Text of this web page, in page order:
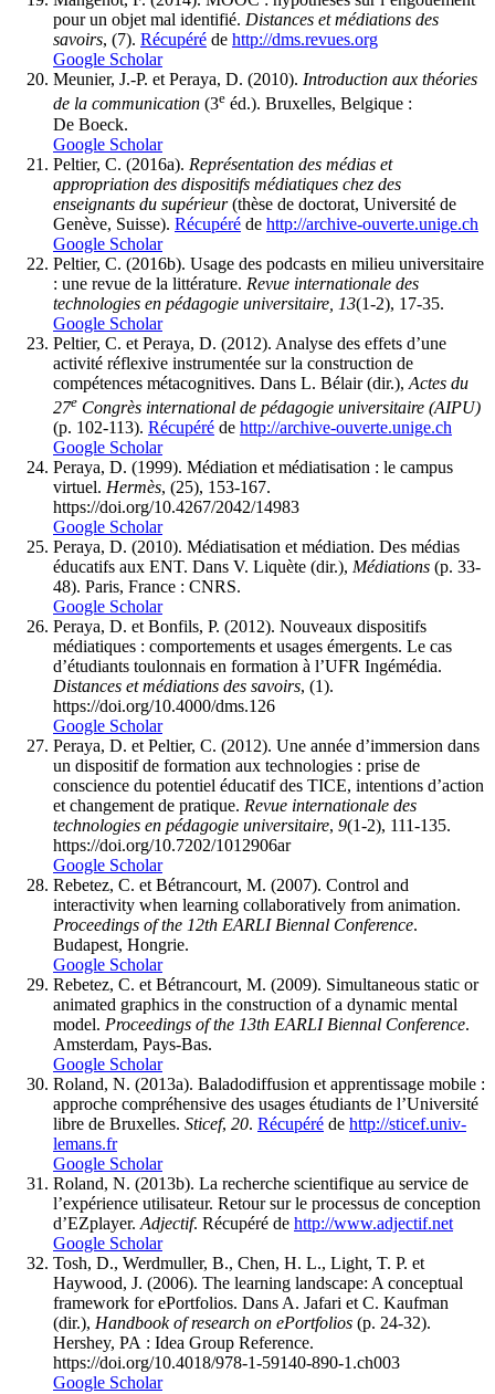
pour un objet mal identifié. Distances et médiations des
savoirs, (7). Récupéré de http://dms.revues.org
Google Scholar
Meunier, J.-P. et Peraya, D. (2010). Introduction aux théories
de la communication (3e éd.). Bruxelles, Belgique :
De Boeck.
Google Scholar
Peltier, C. (2016a). Représentation des médias et
appropriation des dispositifs médiatiques chez des
enseignants du supérieur(thèse de doctorat, Université de
Genève, Suisse). Récupéré de http://archive-ouverte.unige.ch
Google Scholar
Peltier, C. (2016b). Usage des podcasts en milieu universitaire
: une revue de la littérature. Revue internationale des
technologies en pédagogie universitaire, 13(1-2), 17-35.
Google Scholar
Peltier, C. et Peraya, D. (2012). Analyse des effets d’une
activité réflexive instrumentée sur la construction de
compétences métacognitives. Dans L. Bélair (dir.), Actes du
27e Congrès international de pédagogie universitaire (AIPU)
(p. 102-113). Récupéré de http://archive-ouverte.unige.ch
Google Scholar
Peraya, D. (1999). Médiation et médiatisation : le campus
virtuel. Hermès, (25), 153-167.
https://doi.org/10.4267/2042/14983
Google Scholar
Peraya, D. (2010). Médiatisation et médiation. Des médias
éducatifs aux ENT. Dans V. Liquète (dir.), Médiations (p. 33-
48). Paris, France : CNRS.
Google Scholar
Peraya, D. et Bonfils, P. (2012). Nouveaux dispositifs
médiatiques : comportements et usages émergents. Le cas
d’étudiants toulonnais en formation à l’UFR Ingémédia.
Distances et médiations des savoirs, (1).
https://doi.org/10.4000/dms.126
Google Scholar
Peraya, D. et Peltier, C. (2012). Une année d’immersion dans
un dispositif de formation aux technologies : prise de
conscience du potentiel éducatif des TICE, intentions d’action
et changement de pratique. Revue internationale des
technologies en pédagogie universitaire, 9(1-2), 111-135.
https://doi.org/10.7202/1012906ar
Google Scholar
Rebetez, C. et Bétrancourt, M. (2007). Control and
interactivity when learning collaboratively from animation.
Proceedings of the 12th EARLI Biennal Conference.
Budapest, Hongrie.
Google Scholar
Rebetez, C. et Bétrancourt, M. (2009). Simultaneous static or
animated graphics in the construction of a dynamic mental
model. Proceedings of the 13th EARLI Biennal Conference.
Amsterdam, Pays-Bas.
Google Scholar
Roland, N. (2013a). Baladodiffusion et apprentissage mobile :
approche compréhensive des usages étudiants de l’Université
libre de Bruxelles. Sticef, 20. Récupéré de http://sticef.univ-
lemans.fr
Google Scholar
Roland, N. (2013b). La recherche scientifique au service de
l’expérience utilisateur. Retour sur le processus de conception
d’EZplayer. Adjectif. Récupéré de http://www.adjectif.net
Google Scholar
Tosh, D., Werdmuller, B., Chen, H. L., Light, T. P. et
Haywood, J. (2006). The learning landscape: A conceptual
framework for ePortfolios. Dans A. Jafari et C. Kaufman
(dir.), Handbook of research on ePortfolios (p. 24-32).
Hershey, PA : Idea Group Reference.
https://doi.org/10.4018/978-1-59140-890-1.ch003
Google Scholar